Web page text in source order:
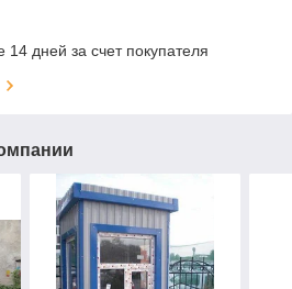
14 дней за счет покупателя